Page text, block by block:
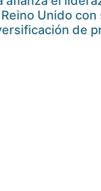
Unido con
de